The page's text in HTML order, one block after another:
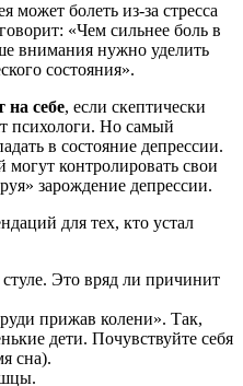
может болеть из-за стресса
«Чем сильнее боль в
внимания нужно уделить
состояния».
на себе, если скептически
психологи. Но самый
в состояние депрессии.
контролировать свои
зарождение депрессии.
для тех, кто устал
Это вряд ли причинит
прижав колени». Так,
дети. Почувствуйте себя
сна).